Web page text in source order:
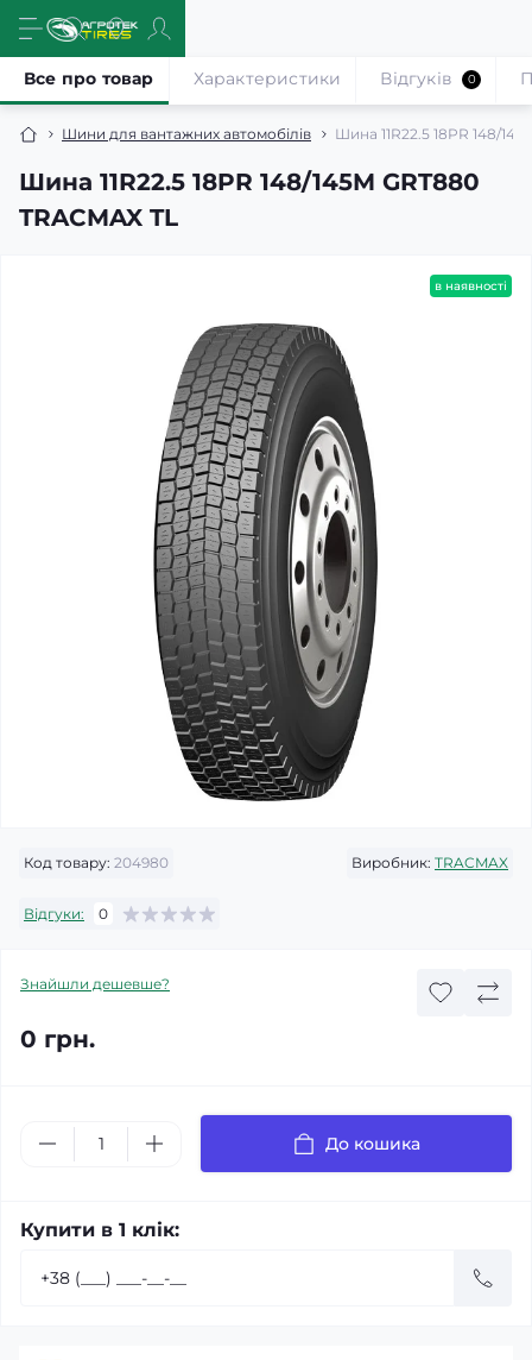
Шини для вантажних автомобілів Шина 11R22.5 18PR 148/
Шина 11R22.5 18PR 148/145M GRT880
TRACMAX TL
Все про товар Характеристики Відгуків 0
в наявності
Код товару: 204980 Виробник: TRACMAX
Відгуки: 0
Знайшли дешевше?
0 грн.
До кошика
Купити в 1 клік: